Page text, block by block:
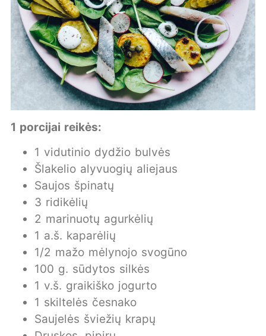
1 porcijai reikės:
1 vidutinio dydžio bulvės
Šlakelio alyvuogių aliejaus
Saujos špinatų
3 ridikėlių
2 marinuotų agurkėlių
1 a.š. kaparėlių
1/2 mažo mėlynojo svogūno
100 g. sūdytos silkės
1 v.š. graikiško jogurto
1 skiltelės česnako
Saujelės šviežių krapų